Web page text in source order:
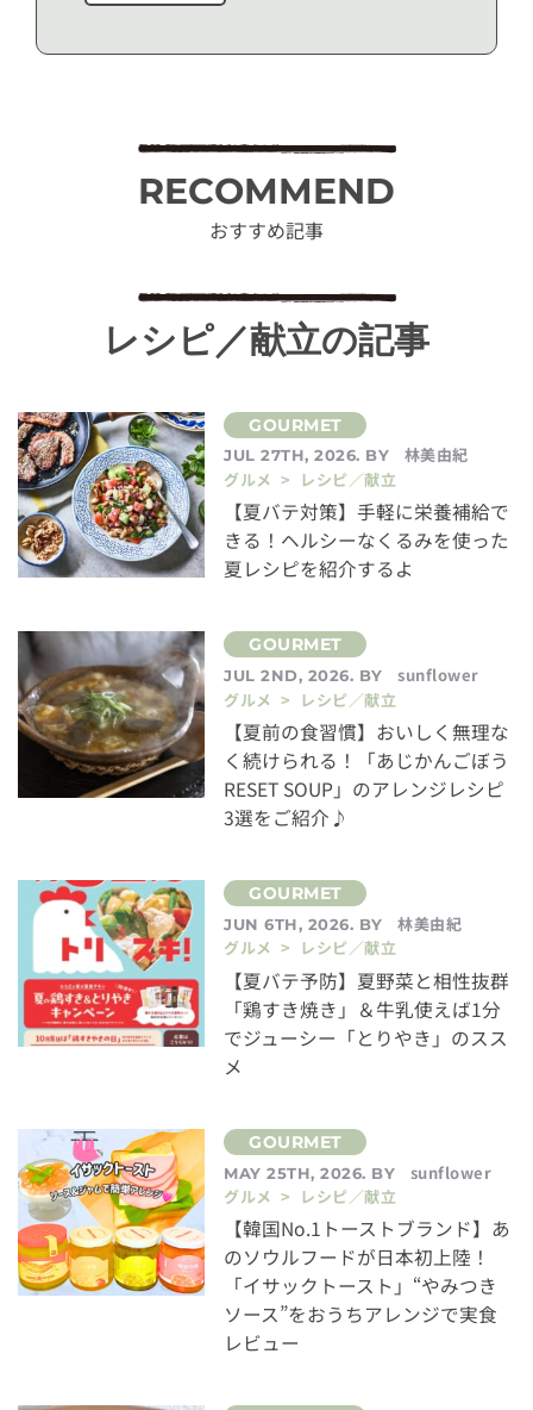
RECOMMEND
おすすめ記事
レシピ／献立の記事
JUL 27TH, 2026. BY
林美由紀
グルメ > レシピ／献立
【夏バテ対策】手軽に栄養補給で
きる！ヘルシーなくるみを使った
夏レシピを紹介するよ
JUL 2ND, 2026. BY
sunflower
グルメ > レシピ／献立
【夏前の食習慣】おいしく無理な
く続けられる！「あじかんごぼう
RESET SOUP」のアレンジレシピ
3選をご紹介♪
JUN 6TH, 2026. BY
林美由紀
グルメ > レシピ／献立
【夏バテ予防】夏野菜と相性抜群
「鶏すき焼き」＆牛乳使えば1分
でジューシー「とりやき」のスス
メ
MAY 25TH, 2026. BY
sunflower
グルメ > レシピ／献立
【韓国No.1トーストブランド】あ
のソウルフードが日本初上陸！
「イサックトースト」“やみつき
ソース”をおうちアレンジで実食
レビュー